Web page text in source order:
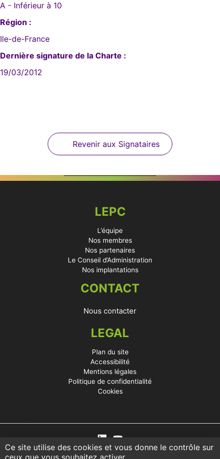
Ce site utilise des cookies et vous donne le contrôle sur
ceux que vous souhaitez activer
A - Inférieur à 10
Région :
Ile-de-France
Dernière signature de la Charte :
19/03/2012
Revenir aux Signataires
LEPC
L’équipe
Nos membres
Nos partenaires
Le Conseil d’Administration
Nos implantations
CONTACT
Nous contacter
LEGAL
Plan du site
Accessibilité
Mentions légales
Politique de confidentialité
Cookies